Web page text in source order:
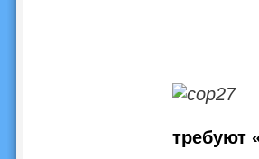
требуют